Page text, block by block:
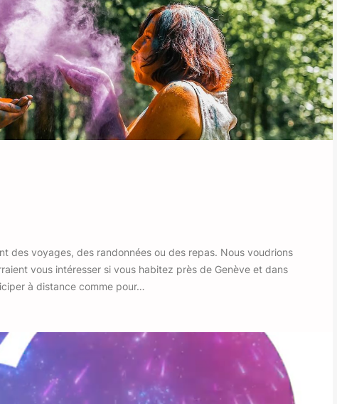
des voyages, des randonnées ou des repas. Nous voudrions
vous intéresser si vous habitez près de Genève et dans
à distance comme pour…